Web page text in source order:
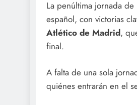
La penúltima jornada
español, con victorias
Atlético de Madrid,
final.
A falta de una sola
quiénes entrarán en el